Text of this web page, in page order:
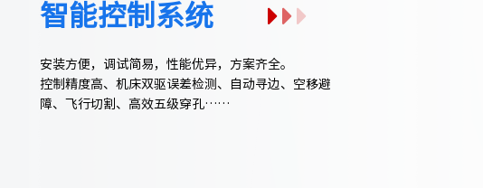
智能控制系统
安装方便，调试简易，性能优异，方案齐全。
控制精度高、机床双驱误差检测、自动寻边、空移避
障、飞行切割、高效五级穿孔……